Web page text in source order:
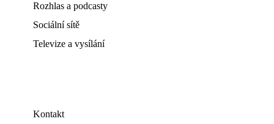
Rozhlas a podcasty
Sociální sítě
Televize a vysílání
Kontakt